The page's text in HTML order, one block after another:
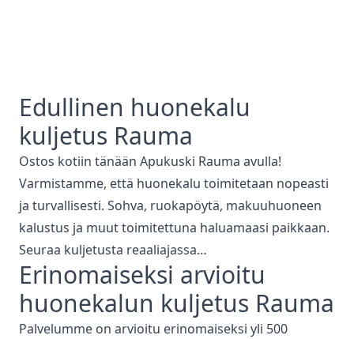
Edullinen huonekalu
kuljetus Rauma
Ostos kotiin tänään Apukuski Rauma avulla!
Varmistamme, että huonekalu toimitetaan nopeasti
ja turvallisesti. Sohva, ruokapöytä, makuuhuoneen
kalustus ja muut toimitettuna haluamaasi paikkaan.
Seuraa kuljetusta reaaliajassa…
Erinomaiseksi arvioitu
huonekalun kuljetus Rauma
Palvelumme on arvioitu erinomaiseksi yli 500